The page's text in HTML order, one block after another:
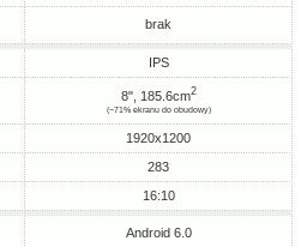
brak
IPS
8", 185.6cm2
(~71% ekranu do obudowy)
1920x1200
283
16:10
Android 6.0